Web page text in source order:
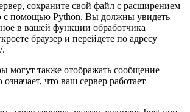
сохраните свой файл с расширением
с помощью Python. Вы должны увидеть
в вашей функции обработчика
браузер и перейдете по адресу
.
могут также отображать сообщение
что ваш сервер работает